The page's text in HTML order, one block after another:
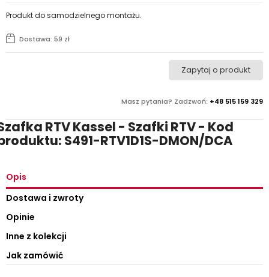
Masz pytania? Zadzwoń: +48 515 159 329
Zapytaj o produkt
Dostawa: 59 zł
Produkt do samodzielnego montażu.
RTV Kassel - Szafki RTV - Kod
S491-RTV1D1S-DMON/DCA
Opis
Dostawa i zwroty
Opinie
Inne z kolekcji
Jak zamówić